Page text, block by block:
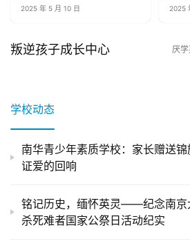
2025 年 5 月 10 日 2025
叛逆孩子成长中心 厌
学校动态
南华青少年素质学校：家长赠送锦
证爱的回响
铭记历史，缅怀英灵——纪念南京
杀死难者国家公祭日活动纪实